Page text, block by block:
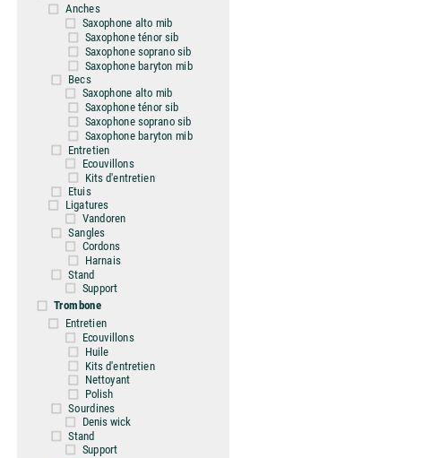
Anches
Saxophone alto mib
Saxophone ténor sib
Saxophone soprano sib
Saxophone baryton mib
Becs
Saxophone alto mib
Saxophone ténor sib
Saxophone soprano sib
Saxophone baryton mib
Entretien
Ecouvillons
Kits d'entretien
Etuis
Ligatures
Vandoren
Sangles
Cordons
Harnais
Stand
Support
Trombone
Entretien
Ecouvillons
Huile
Kits d'entretien
Nettoyant
Polish
Sourdines
Denis wick
Stand
Support